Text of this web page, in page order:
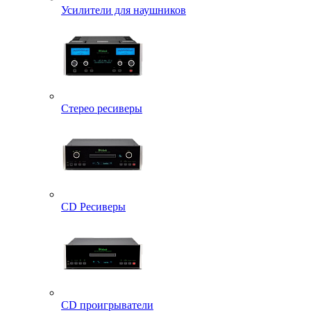
Усилители для наушников
Стерео ресиверы
CD Ресиверы
CD проигрыватели